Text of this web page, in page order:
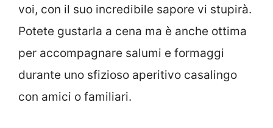
voi, con il suo incredibile sapore vi stupirà.
Potete gustarla a cena ma è anche ottima
per accompagnare salumi e formaggi
durante uno sfizioso aperitivo casalingo
con amici o familiari.